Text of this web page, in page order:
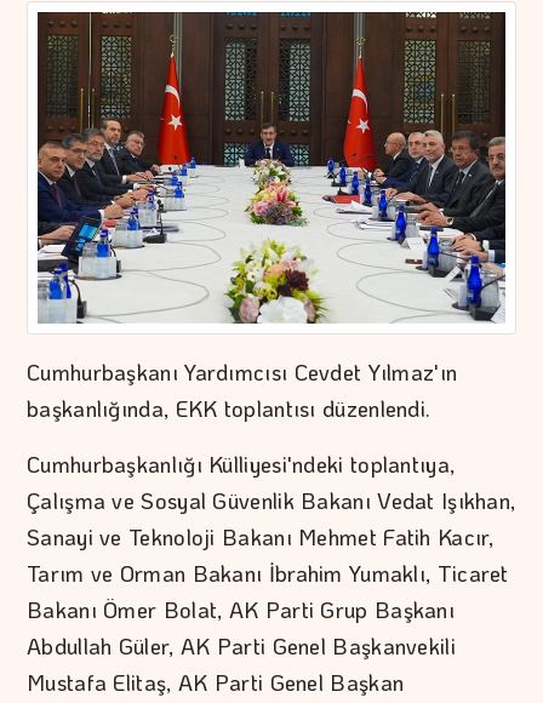
Cumhurbaşkanı Yardımcısı Cevdet Yılmaz'ın
başkanlığında, EKK toplantısı düzenlendi.
Cumhurbaşkanlığı Külliyesi'ndeki toplantıya,
Çalışma ve Sosyal Güvenlik Bakanı Vedat Işıkhan,
Sanayi ve Teknoloji Bakanı Mehmet Fatih Kacır,
Tarım ve Orman Bakanı İbrahim Yumaklı, Ticaret
Bakanı Ömer Bolat, AK Parti Grup Başkanı
Abdullah Güler, AK Parti Genel Başkanvekili
Mustafa Elitaş, AK Parti Genel Başkan